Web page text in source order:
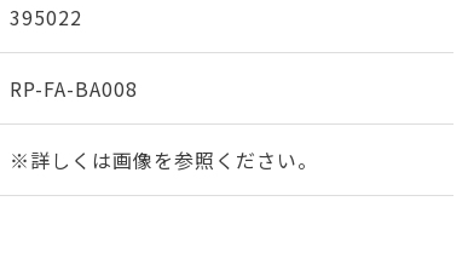
395022
RP-FA-BA008
※詳しくは画像を参照ください。